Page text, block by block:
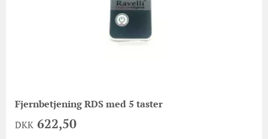
Fjernbetjening RDS med 5 taster
DKK 622,50